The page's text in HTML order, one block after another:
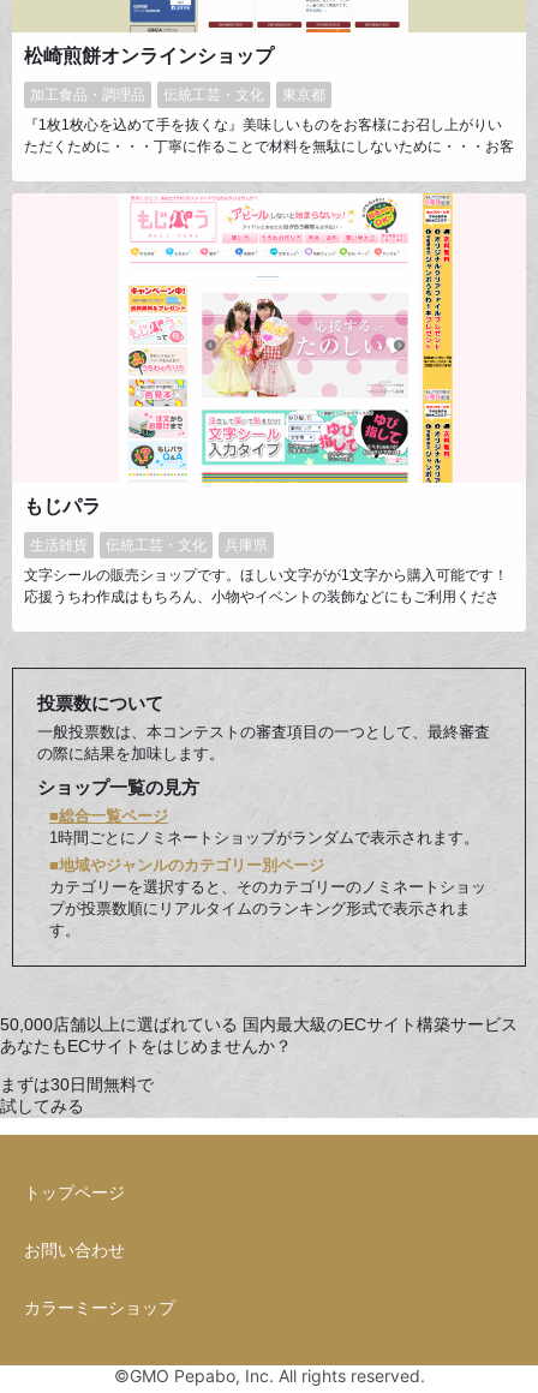
松崎煎餅オンラインショップ
加工食品・調理品 伝統工芸・文化
東京都
『1枚1枚心を込めて手を抜くな』美味しいものをお客様にお召し上がりい
ただくために・・・丁寧に作ることで材料を無駄にしないために・・・お客
正直な商いを日々心がけております。食の文化も時の流れと共に変化してお
りますが、積み重ねられた弊店の特徴を大切にすると共に、将来の変化を捉
えた新しい製品の開発・販売へも挑戦して参ります。
もじパラ
生活雑貨 伝統工芸・文化
兵庫県
文字シールの販売ショップです。ほしい文字がが1文字から購入可能です！
応援うちわ作成はもちろん、小物やイベントの装飾などにもご利用くださ
投票数について
一般投票数は、本コンテストの審査項目の一つとして、最終審査
の際に結果を加味します。
ショップ一覧の見方
■総合一覧ページ
1時間ごとにノミネートショップがランダムで表示されます。
■地域やジャンルのカテゴリー別ページ
カテゴリーを選択すると、そのカテゴリーのノミネートショッ
プが投票数順にリアルタイムのランキング形式で表示されま
す。
50,000店舗以上に選ばれている 国内最大級のECサイト構築サービス
あなたもECサイトをはじめませんか？
まずは30日間無料で
試してみる
トップページ
お問い合わせ
カラーミーショップ
©GMO Pepabo, Inc. All rights reserved.